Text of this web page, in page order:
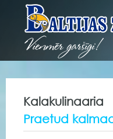
Kalakulinaaria
Praetud